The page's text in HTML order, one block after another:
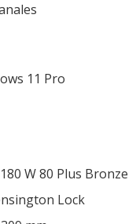
11 Pro
W 80 Plus Bronze
Lock